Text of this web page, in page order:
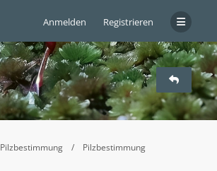
Anmelden Registrieren
Pilzbestimmung Pilzbestimmung